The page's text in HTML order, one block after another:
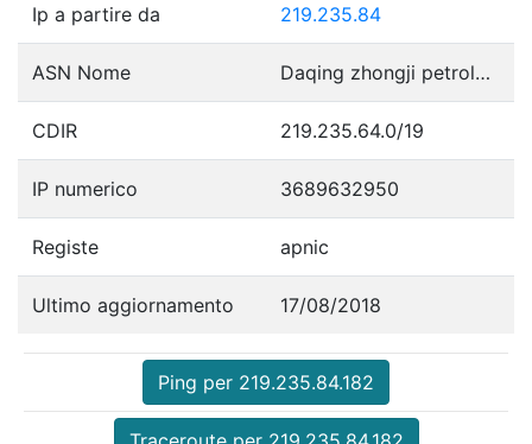
Ip a partire da 219.235.84
ASN Nome Daqing zhongji petroleum telecommunication constructi
CDIR 219.235.64.0/19
IP numerico 3689632950
Registe apnic
Ultimo aggiornamento 17/08/2018
Ping per 219.235.84.182